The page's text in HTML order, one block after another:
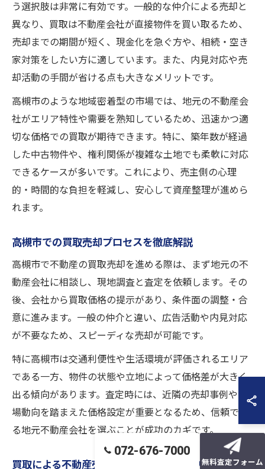
う選択肢は非常に有効です。一般的な仲介による売却と
異なり、買取は不動産会社が直接物件を買い取るため、
売却までの期間が短く、現金化を急ぐ方や、相続・空き
家対策をしたい方に適しています。また、内見対応や売
却活動の手間が省ける点も大きなメリットです。
高槻市のような地域密着型の市場では、地元の不動産会
社がエリア特性や需要を熟知しているため、迅速かつ適
切な価格での買取が期待できます。特に、築年数が経過
した中古物件や、権利関係が複雑な土地でも柔軟に対応
できるケースが多いです。これにより、売主側の心理
的・時間的な負担を軽減し、安心して資産整理が進めら
れます。
高槻市での買取売却プロセスを徹底解説
高槻市で不動産の買取売却を進める際は、まず地元の不
動産会社に相談し、現地調査と査定を依頼します。その
後、会社から買取価格の提示があり、条件面の調整・合
意に進みます。一般の仲介と違い、広告活動や内見対応
が不要なため、スピーディな売却が可能です。
特に高槻市は交通利便性や生活環境が評価されるエリア
である一方、物件の状態や立地によって価格差が大きく
出る傾向があります。査定時には、近隣の売却事例や市
場動向を踏まえた価格設定が重要となるため、信頼でき
る地元不動産会社を選ぶことが成功のカギです。
買取による不動産売却の具体的なステップ
072-676-7000
無料査定フォーム